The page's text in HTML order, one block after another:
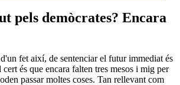
pels demòcrates? Encara
fet així, de sentenciar el futur immediat és
és que encara falten tres mesos i mig per
passar moltes coses. Tan rellevant com